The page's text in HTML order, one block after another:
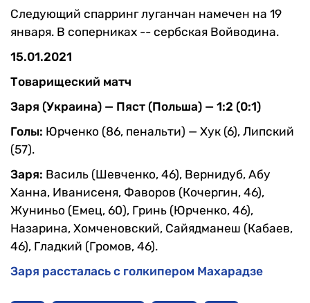
Следующий спарринг луганчан намечен на 19
января. В соперниках -- сербская Войводина.
15.01.2021
Товарищеский матч
Заря (Украина) — Пяст (Польша) — 1:2 (0:1)
Голы: Юрченко (86, пенальти) — Хук (6), Липский
(57).
Заря: Василь (Шевченко, 46), Вернидуб, Абу
Ханна, Иванисеня, Фаворов (Кочергин, 46),
Жуниньо (Емец, 60), Гринь (Юрченко, 46),
Назарина, Хомченовский, Сайядманеш (Кабаев,
46), Гладкий (Громов, 46).
Заря рассталась с голкипером Махарадзе